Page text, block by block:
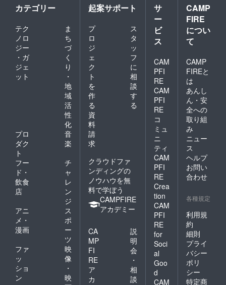
カテゴリー
テク
ノロ
ジー
・ガ
ジェ
ット
ま
ち
づ
く
り
・
地
域
活
性
化
プロ
ダク
ト
音
楽
フー
ド・
飲食
店
チ
ャ
レ
ン
ジ
アニ
メ・
漫画
ス
ポ
ー
ツ
ファ
ッ
ショ
ン
映
像
・
映
起案サポート
プ
ロ
ジ
ェ
ク
ト
を
作
る
ス
タ
ッ
フ
に
相
談
す
る
資
料
請
求
クラウドファ
ンディングの
ノウハウを無
料で学ぼう
CAMPFIRE
アカデミー
CA
MP
FI
RE
ア
カ
説
明
会
・
相
談
サ
ー
ビ
ス
CAM
PFI
RE
CAM
PFI
RE
コ
ミュ
ニ
ティ
CAM
PFI
RE
Crea
tion
CAM
PFI
RE
for
Soci
al
Goo
d
CAM
CAMP
FIRE
につい
て
CAMP
FIREと
は
あんし
ん・安
全への
取り組
み
ニュー
ス
ヘルプ
お問い
合わせ
各種規定
利用規
約
細則
プライ
バシー
ポリ
シー
特定商